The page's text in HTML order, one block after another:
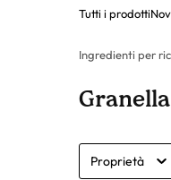
Tutti i prodotti
Ingredienti per
Proprietà